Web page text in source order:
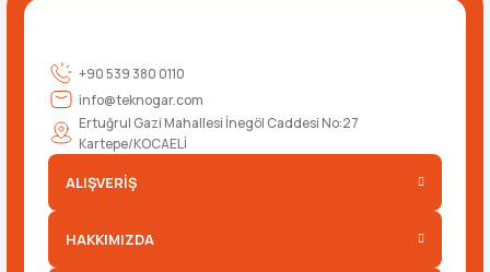
+90 539 380 0110
info@teknogar.com
Ertuğrul Gazi Mahallesi İnegöl Caddesi No:27
Kartepe/KOCAELİ
ALIŞVERİŞ
HAKKIMIZDA